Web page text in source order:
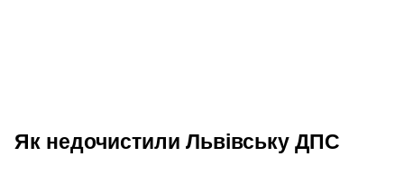
Як недочистили Львівську ДПС